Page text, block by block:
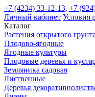
+7 (4234) 33-12-13, +7
Личный кабинет Условия
Каталог
Растения открытого грунта
Плодово-ягодные
Ягодные культуры
Плодовые деревья и
Земляника садовая
Лиственные
Деревья